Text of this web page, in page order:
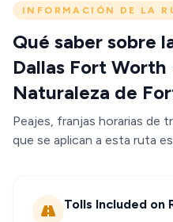
INFORMACIÓN DE LA
Qué saber sobre
Dallas Fort
Naturaleza de
Peajes, franjas horarias de
que se aplican a esta ruta
Tolls Included on